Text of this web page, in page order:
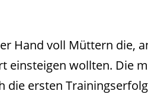
Hand voll Müttern die,
einsteigen wollten. Die
die ersten